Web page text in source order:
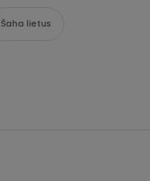
Šaha lietus